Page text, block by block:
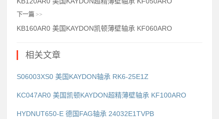
下一篇 >>
KB160AR0 美国KAYDON凯顿薄壁轴承 KF060ARO
相关文章
S06003XS0 美国KAYDON轴承 RK6-25E1Z
KC047AR0 美国凯顿KAYDON超精薄壁轴承 KF100ARO
HYDNUT650-E 德国FAG轴承 24032E1TVPB